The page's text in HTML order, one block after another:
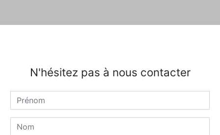
N'hésitez pas à nous contacter